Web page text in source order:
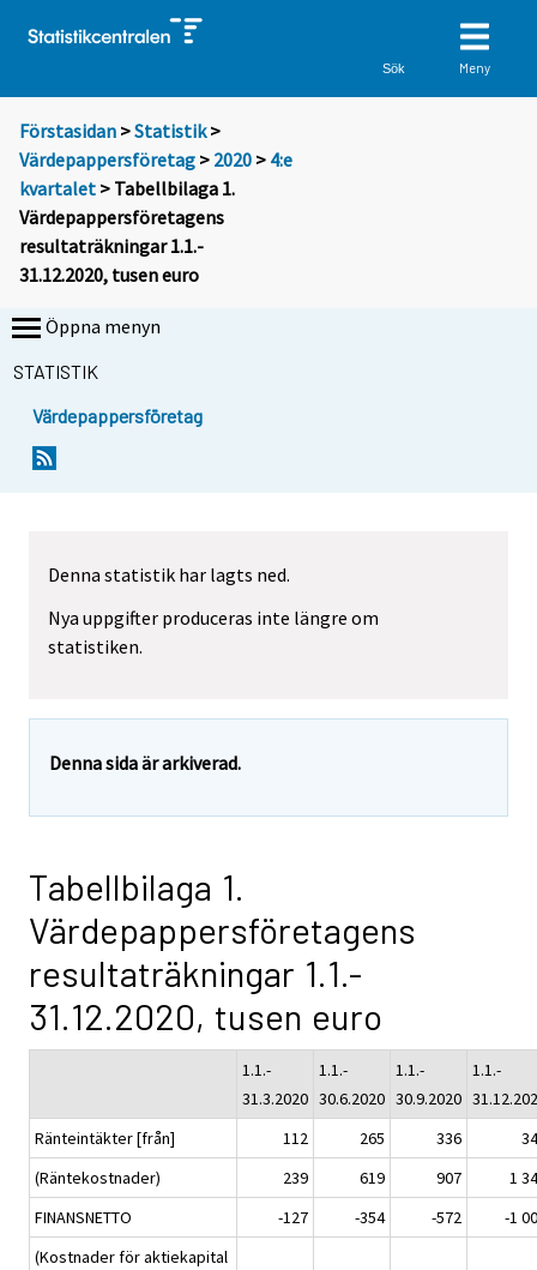
Sök Meny
Förstasidan >Statistik >
Värdepappersföretag > 2020 > 4:e
kvartalet > Tabellbilaga 1.
Värdepappersföretagens
resultaträkningar 1.1.-
31.12.2020, tusen euro
Öppna menyn
STATISTIK
Värdepappersföretag
Denna statistik har lagts ned.
Nya uppgifter produceras inte längre om
statistiken.
Denna sida är arkiverad.
Tabellbilaga 1.
Värdepappersföretagens
resultaträkningar 1.1.-
31.12.2020, tusen euro
1.1.-
31.3.2020
1.1.-
30.6.2020
1.1.-
30.9.2020
1.1.-
Ränteintäkter [från]
112 265 336
(Räntekostnader)
239 619 907
1
FINANSNETTO
-127 -354 -572
-1
(Kostnader för aktiekapital